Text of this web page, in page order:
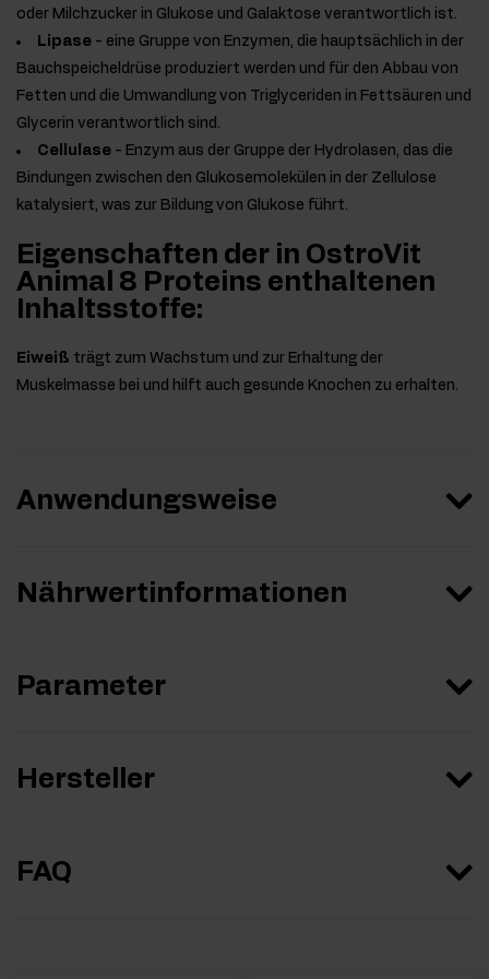
oder Milchzucker in Glukose und Galaktose verantwortlich ist.
Lipase - eine Gruppe von Enzymen, die hauptsächlich in der
Bauchspeicheldrüse produziert werden und für den Abbau von
Fetten und die Umwandlung von Triglyceriden in Fettsäuren und
Glycerin verantwortlich sind.
Cellulase - Enzym aus der Gruppe der Hydrolasen, das die
Bindungen zwischen den Glukosemolekülen in der Zellulose
katalysiert, was zur Bildung von Glukose führt.
Eigenschaften der in OstroVit
Animal 8 Proteins enthaltenen
Inhaltsstoffe:
Eiweiß trägt zum Wachstum und zur Erhaltung der
Muskelmasse bei und hilft auch gesunde Knochen zu erhalten.
Anwendungsweise
Nährwertinformationen
Parameter
Hersteller
FAQ